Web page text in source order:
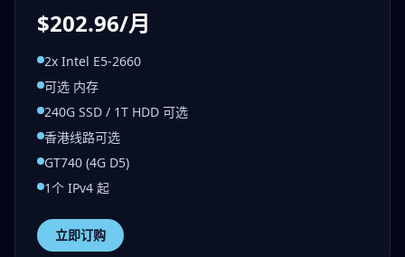
$202.96/月
2x Intel E5-2660
可选 内存
240G SSD / 1T HDD 可选
香港线路可选
GT740 (4G D5)
1个 IPv4 起
立即订购